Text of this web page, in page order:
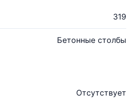
319
Бетонные столбы
Отсутствует